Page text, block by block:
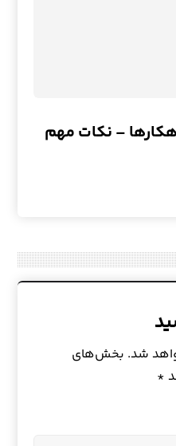
– نکات مهم
شد. بخش‌های
*